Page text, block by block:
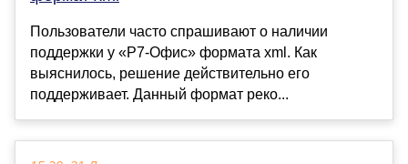
Пользователи часто спрашивают о наличии
поддержки у «Р7-Офис» формата xml. Как
выяснилось, решение действительно его
поддерживает. Данный формат реко...